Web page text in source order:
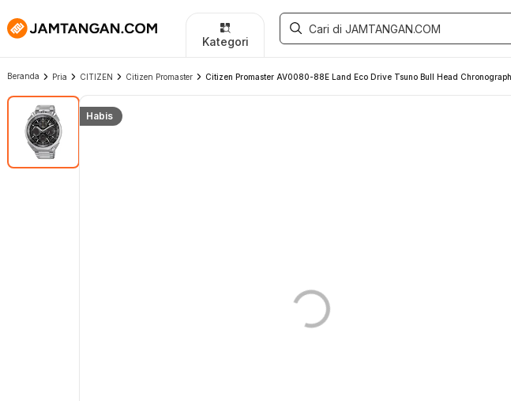
Kategori
Beranda Pria CITIZEN Citizen Promaster Citizen Promaster AV0080-88E Land Eco Drive Tsuno Bull Head
Habis